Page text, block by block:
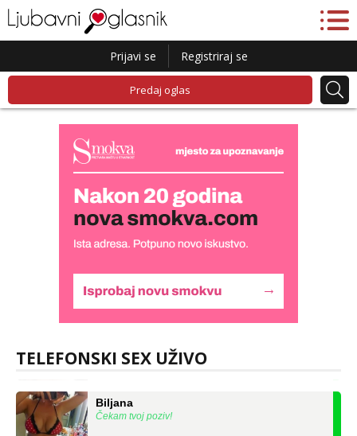
Prijavi se Registriraj se
Predaj oglas
TELEFONSKI SEX UŽIVO
Liliana
tel:0,93€ - mob:1,12€ min
Čekam tvoj poziv!